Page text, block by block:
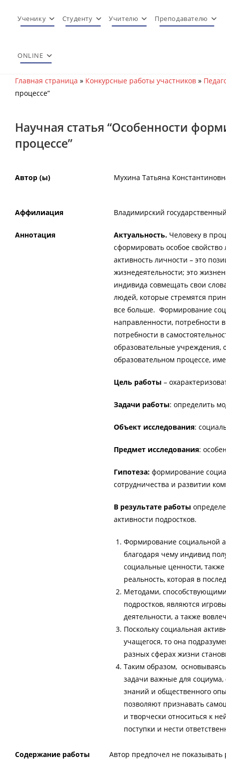
Ученику Студенту Учителю Преподавателю
ONLINE
Главная страница » Конкурсные работы участников »
процессе”
Научная статья “Особенности
процессе”
Автор (ы) Мухина Татьяна
Аффилиация Владимирский
Аннотация Актуальность. Человеку в
сформировать особое
активность личности – это
жизнедеятельности; это
индивида совмещать свои
людей, которые стремятся
все больше. Формирование
направленности, потребности
потребности в
образовательные учреждения,
образовательном процессе,
Цель работы –
Задачи работы: определить
Объект исследования:
Предмет исследования:
Гипотеза: формирование
сотрудничества и развитии
В результате работы
активности подростков.
Формирование социальной
благодаря чему индивид
социальные ценности,
реальность, которая в
Методами,
подростков, являются
деятельности, а также
Поскольку социальная
учащегося, то она
разных сферах жизни
Таким образом,
задачи важные для
знаний и общественного
позволяют признавать
и творчески относиться к
поступки и нести
Содержание работы Автор предпочел не показывать